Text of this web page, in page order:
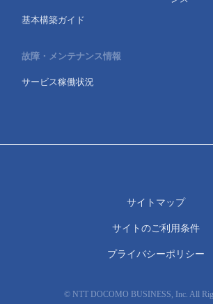
基本構築ガイド
故障・メンテナンス情報
サービス稼働状況
© NTT DOCOMO BUSINESS, Inc. All
サイトマップ
サイトのご利用条件
プライバシーポリシー